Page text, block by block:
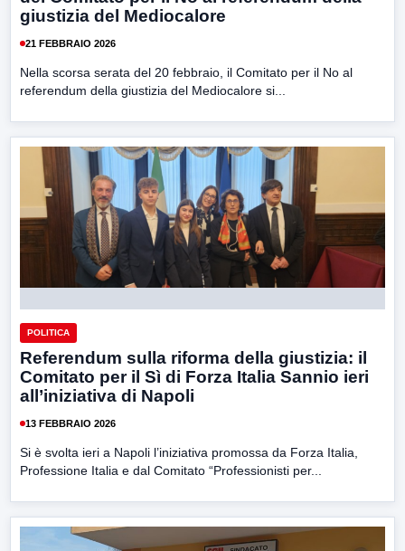
giustizia del Mediocalore
21 FEBBRAIO 2026
Nella scorsa serata del 20 febbraio, il Comitato per il No al
referendum della giustizia del Mediocalore si...
POLITICA
Referendum sulla riforma della giustizia: il
Comitato per il Sì di Forza Italia Sannio ieri
all’iniziativa di Napoli
13 FEBBRAIO 2026
Si è svolta ieri a Napoli l’iniziativa promossa da Forza Italia,
Professione Italia e dal Comitato “Professionisti per...